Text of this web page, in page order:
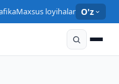
Maxsus loyihalar O'z